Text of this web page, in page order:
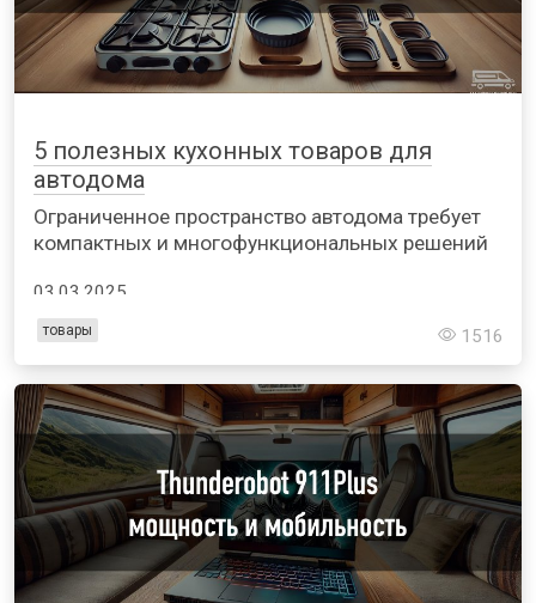
5 полезных кухонных товаров для
автодома
Ограниченное пространство автодома требует
компактных и многофункциональных решений
03.03.2025
товары 1516